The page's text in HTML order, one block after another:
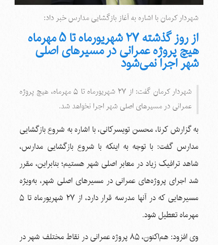
شهردار کرمان با اشاره به آغاز بازگشایی مدارس خبر داد:
از روز گذشته ۲۷ شهریورماه تا ۵ مهرماه
هیچ پروژه عمرانی در مسیرهای اصلی
شهر اجرا نمی‌شود
شهردار کرمان گفت: از ۲۷ شهریورماه تا ۵ مهرماه، هیچ پروژه
عمرانی در مسیرهای اصلی شهر اجرا نخواهد شد.
به گزارش کرنا، محسن تویسرکانی، با اشاره به شروع بازگشایی
مدارس گفت: با توجه به اینکه با شروع بازگشایی مدارس،
شاهد ترافیک زیاد در معابر اصلی شهر هستیم؛ بنابراین، مقرر
شد اجرای پروژه‌های عمرانی در مسیرهای اصلی شهر، به‌ویژه
مسیرهایی که در آنها مدرسه قرار دارد، از ۲۷ شهریورماه تا ۵
مهرماه تعطیل شود.
وی افزود: هم‌اکنون، ۸۵ پروژه عمرانی در نقاط مختلف شهر در